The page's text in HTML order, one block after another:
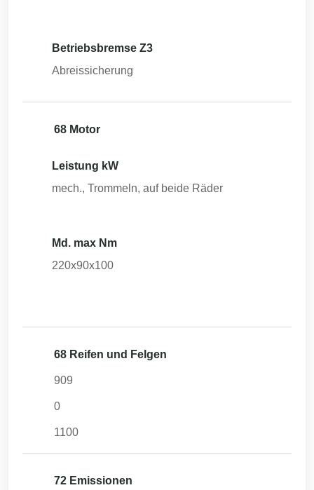
Betriebsbremse Z3
Abreissicherung
68 Motor
Leistung kW
mech., Trommeln, auf beide Räder
Md. max Nm
220x90x100
68 Reifen und Felgen
909
0
1100
72 Emissionen